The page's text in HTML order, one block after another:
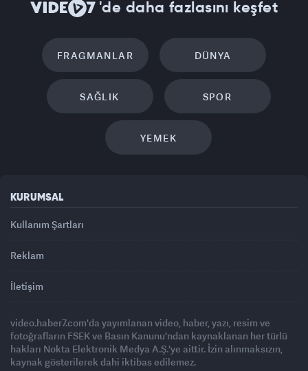
'de daha fazlasını keşfet
FRAGMANLAR DÜNYA
SAĞLIK SPOR
YEMEK
KURUMSAL
Kullanım Şartları
Reklam
İletişim
video.haber7.com'da yayımlanan video, haber, yazı, resim ve
fotoğrafların FSEK ve Basın Kanunu'ndan kaynaklanan her türlü
hakları Nokta Elektronik Medya A.Ş.'ye aittir. İzin alınmaksızın,
kaynak gösterilerek dahi iktibas edilemez.